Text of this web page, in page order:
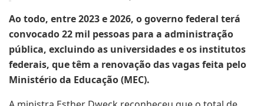
Ao todo, entre 2023 e 2026, o governo federal terá
convocado 22 mil pessoas para a administração
pública, excluindo as universidades e os institutos
federais, que têm a renovação das vagas feita pelo
Ministério da Educação (MEC).